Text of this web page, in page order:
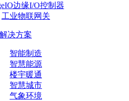
边缘I/O控制器
工业物联网关
解决方案
智能制造
智慧能源
楼宇暖通
智慧城市
气象环境